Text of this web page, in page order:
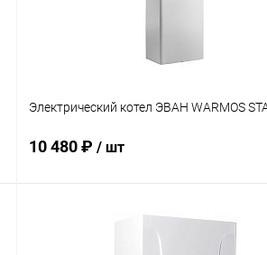
Электрический котел ЭВАН WARMOS
10 480 ₽ / шт
В корзину